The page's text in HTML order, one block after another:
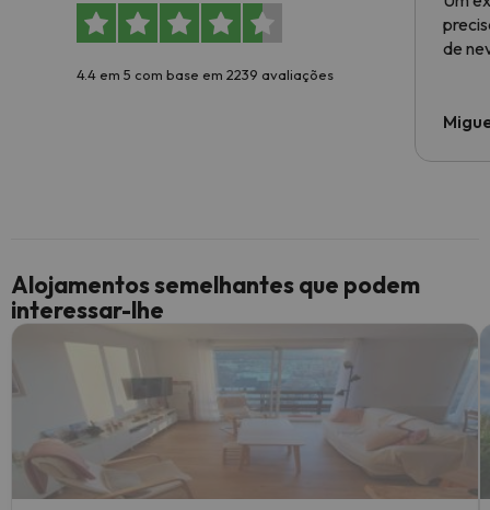
4.4 em 5 com base em 2239 avaliações
de
Alojamentos semelhantes que podem
interessar-lhe